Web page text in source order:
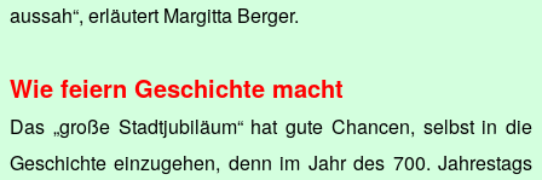
aussah“, erläutert Margitta Berger.
Wie feiern Geschichte macht
Das „große Stadtjubiläum“ hat gute Chancen, selbst in die
Geschichte einzugehen, denn im Jahr des 700. Jahrestags